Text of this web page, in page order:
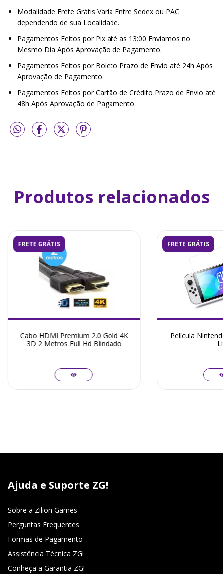
Modalidade Frete Grátis Varia Entre Sedex ou PAC
dependendo de sua Localidade.
Pagamentos Feitos por Pix até as 13:00 Enviamos no
Mesmo Dia Após Aprovação de Pagamento.
Pagamentos Feitos por Boleto Prazo de Envio até 24h Após
Aprovação de Pagamento.
Pagamentos Feitos por Cartão de Crédito Prazo de Envio até
48h Após Aprovação de Pagamento.
Produtos relacionados
FRETE GRÁTIS
Cabo HDMI Premium 2.0 Gold 4K
3D 2 Metros Full Hd Blindado
FRETE GRÁTIS
Película
Ajuda e Suporte ZG!
Sobre a Zilion Games
Perguntas Frequentes
Formas de Pagamento
Assistência Técnica ZG!
Conheça a Garantia ZG!